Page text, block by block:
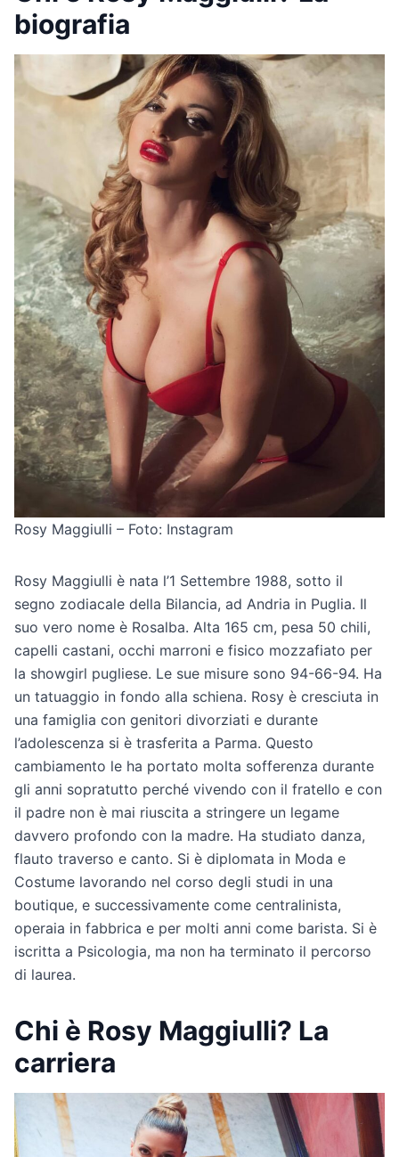
biografia
Rosy Maggiulli – Foto: Instagram
Rosy Maggiulli è nata l’1 Settembre 1988, sotto il
segno zodiacale della Bilancia, ad Andria in Puglia. Il
suo vero nome è Rosalba. Alta 165 cm, pesa 50 chili,
capelli castani, occhi marroni e fisico mozzafiato per
la showgirl pugliese. Le sue misure sono 94-66-94. Ha
un tatuaggio in fondo alla schiena. Rosy è cresciuta in
una famiglia con genitori divorziati e durante
l’adolescenza si è trasferita a Parma. Questo
cambiamento le ha portato molta sofferenza durante
gli anni sopratutto perché vivendo con il fratello e con
il padre non è mai riuscita a stringere un legame
davvero profondo con la madre. Ha studiato danza,
flauto traverso e canto. Si è diplomata in Moda e
Costume lavorando nel corso degli studi in una
boutique, e successivamente come centralinista,
operaia in fabbrica e per molti anni come barista. Si è
iscritta a Psicologia, ma non ha terminato il percorso
di laurea.
Chi è Rosy Maggiulli? La
carriera